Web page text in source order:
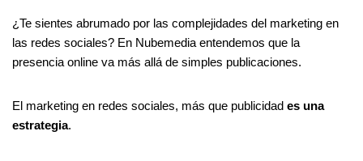
¿Te sientes abrumado por las complejidades del marketing en
las redes sociales? En Nubemedia entendemos que la
presencia online va más allá de simples publicaciones.
El marketing en redes sociales, más que publicidad es una
estrategia.